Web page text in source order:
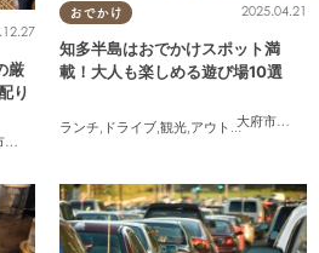
東海市
,大府市
厳
り
記事
おでかけ
大府市
,東浦
2025.04.21
知多半島はおでかけスポット満
載！大人も楽しめる遊び場10選
ランチ, ドライブ,観光,アウトドア , 親子,